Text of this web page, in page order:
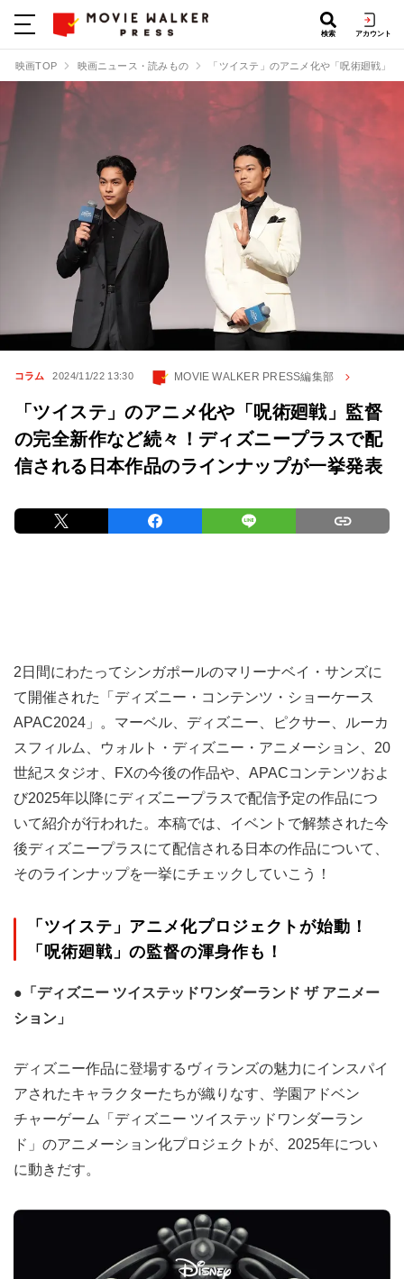
検索 アカウント
映画TOP 映画ニュース・読みもの 「ツイステ」のアニメ化や「呪術廻戦」
コラム 2024/11/22 13:30 MOVIE WALKER PRESS編集部
「ツイステ」のアニメ化や「呪術廻戦」監督
の完全新作など続々！ディズニープラスで配
信される日本作品のラインナップが一挙発表
2日間にわたってシンガポールのマリーナベイ・サンズに
て開催された「ディズニー・コンテンツ・ショーケース
APAC2024」。マーベル、ディズニー、ピクサー、ルーカ
スフィルム、ウォルト・ディズニー・アニメーション、20
世紀スタジオ、FXの今後の作品や、APACコンテンツおよ
び2025年以降にディズニープラスで配信予定の作品につ
いて紹介が行われた。本稿では、イベントで解禁された今
後ディズニープラスにて配信される日本の作品について、
そのラインナップを一挙にチェックしていこう！
「ツイステ」アニメ化プロジェクトが始動！
「呪術廻戦」の監督の渾身作も！
●「ディズニー ツイステッドワンダーランド ザ アニメー
ション」
ディズニー作品に登場するヴィランズの魅力にインスパイ
アされたキャラクターたちが織りなす、学園アドベン
チャーゲーム「ディズニー ツイステッドワンダーラン
ド」のアニメーション化プロジェクトが、2025年につい
に動きだす。